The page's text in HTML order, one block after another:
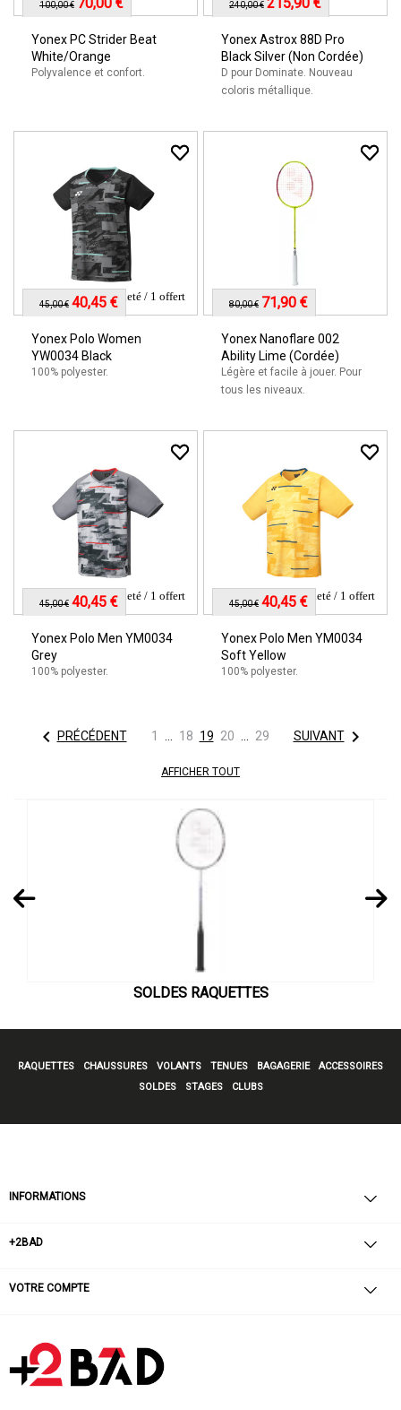
Yonex PC Strider Beat
White/Orange
Polyvalence et confort.
100,00 €
Yonex Astrox 88D Pro
Black Silver (Non Cordée)
D pour Dominate. Nouveau
coloris métallique.
240,00 €
1 acheté / 1 offert
Yonex Polo Women
YW0034 Black
100% polyester.
45,00 € 40,45 €
Yonex Nanoflare 002
Ability Lime (Cordée)
Légère et facile à jouer. Pour
tous les niveaux.
80,00 € 71,90 €
1 acheté / 1 offert
Yonex Polo Men YM0034
Grey
100% polyester.
45,00 € 40,45 € 1 acheté / 1 offert
Yonex Polo Men YM0034
Soft Yellow
100% polyester.
45,00 € 40,45 €
PRÉCÉDENT 1 18 19 20 29 SUIVANT
AFFICHER TOUT
SOLDES RAQUETTES
RAQUETTES CHAUSSURES VOLANTS TENUES BAGAGERIE
ACCESSOIRES
SOLDES
STAGES CLUBS
INFORMATIONS
+2BAD
VOTRE COMPTE